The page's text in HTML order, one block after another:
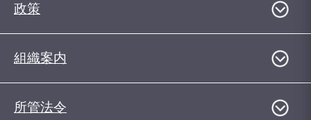
政策
組織案内
所管法令